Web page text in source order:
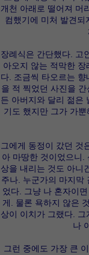
개천 아래로 떨어져 머
컴했기에 미처 발견되
장례식은 간단했다. 고
아오지 않는 적막한
다. 조금씩 타오르는
을 적 찍었던 사진을
든 아버지와 달리 젊은
기도 했지만 그가 가
그에게 동정이 갔던 것
아 마땅한 것이었으니.
상을 내리는 것도 아니
주나. 누군가의 마지막
었다. 그냥 나 혼자이
게. 물론 욕하지 않은
상이 이치가 그랬다.
나
그런 중에도 가장 큰